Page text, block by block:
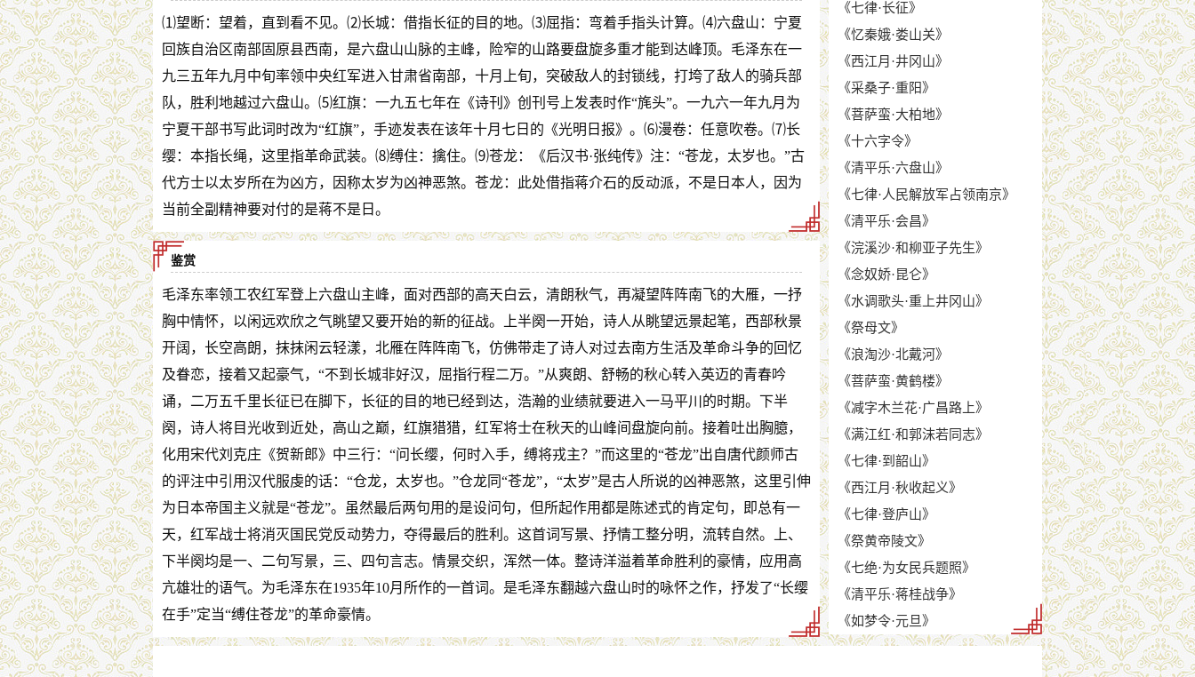
⑴望断：望着，直到看不见。⑵长城：借指长征的目的地。⑶屈指：弯着手指头计算。⑷六盘山：宁夏
回族自治区南部固原县西南，是六盘山山脉的主峰，险窄的山路要盘旋多重才能到达峰顶。毛泽东在一
九三五年九月中旬率领中央红军进入甘肃省南部，十月上旬，突破敌人的封锁线，打垮了敌人的骑兵部
队，胜利地越过六盘山。⑸红旗：一九五七年在《诗刊》创刊号上发表时作“旄头”。一九六一年九月为
宁夏干部书写此词时改为“红旗”，手迹发表在该年十月七日的《光明日报》。⑹漫卷：任意吹卷。⑺长
缨：本指长绳，这里指革命武装。⑻缚住：擒住。⑼苍龙：《后汉书·张纯传》注：“苍龙，太岁也。”古
代方士以太岁所在为凶方，因称太岁为凶神恶煞。苍龙：此处借指蒋介石的反动派，不是日本人，因为
当前全副精神要对付的是蒋不是日。
鉴赏
毛泽东率领工农红军登上六盘山主峰，面对西部的高天白云，清朗秋气，再凝望阵阵南飞的大雁，一抒
胸中情怀，以闲远欢欣之气眺望又要开始的新的征战。上半阕一开始，诗人从眺望远景起笔，西部秋景
开阔，长空高朗，抹抹闲云轻漾，北雁在阵阵南飞，仿佛带走了诗人对过去南方生活及革命斗争的回忆
及眷恋，接着又起豪气，“不到长城非好汉，屈指行程二万。”从爽朗、舒畅的秋心转入英迈的青春吟
诵，二万五千里长征已在脚下，长征的目的地已经到达，浩瀚的业绩就要进入一马平川的时期。下半
阕，诗人将目光收到近处，高山之巅，红旗猎猎，红军将士在秋天的山峰间盘旋向前。接着吐出胸臆，
化用宋代刘克庄《贺新郎》中三行：“问长缨，何时入手，缚将戎主？”而这里的“苍龙”出自唐代颜师古
的评注中引用汉代服虔的话：“仓龙，太岁也。”仓龙同“苍龙”，“太岁”是古人所说的凶神恶煞，这里引伸
为日本帝国主义就是“苍龙”。虽然最后两句用的是设问句，但所起作用都是陈述式的肯定句，即总有一
天，红军战士将消灭国民党反动势力，夺得最后的胜利。这首词写景、抒情工整分明，流转自然。上、
下半阕均是一、二句写景，三、四句言志。情景交织，浑然一体。整诗洋溢着革命胜利的豪情，应用高
亢雄壮的语气。为毛泽东在1935年10月所作的一首词。是毛泽东翻越六盘山时的咏怀之作，抒发了“长缨
在手”定当“缚住苍龙”的革命豪情。
《七律·长征》
《忆秦娥·娄山关》
《西江月·井冈山》
《采桑子·重阳》
《菩萨蛮·大柏地》
《十六字令》
《清平乐·六盘山》
《七律·人民解放军占领南京》
《清平乐·会昌》
《浣溪沙·和柳亚子先生》
《念奴娇·昆仑》
《水调歌头·重上井冈山》
《祭母文》
《浪淘沙·北戴河》
《菩萨蛮·黄鹤楼》
《减字木兰花·广昌路上》
《满江红·和郭沫若同志》
《七律·到韶山》
《西江月·秋收起义》
《七律·登庐山》
《祭黄帝陵文》
《七绝·为女民兵题照》
《清平乐·蒋桂战争》
《如梦令·元旦》